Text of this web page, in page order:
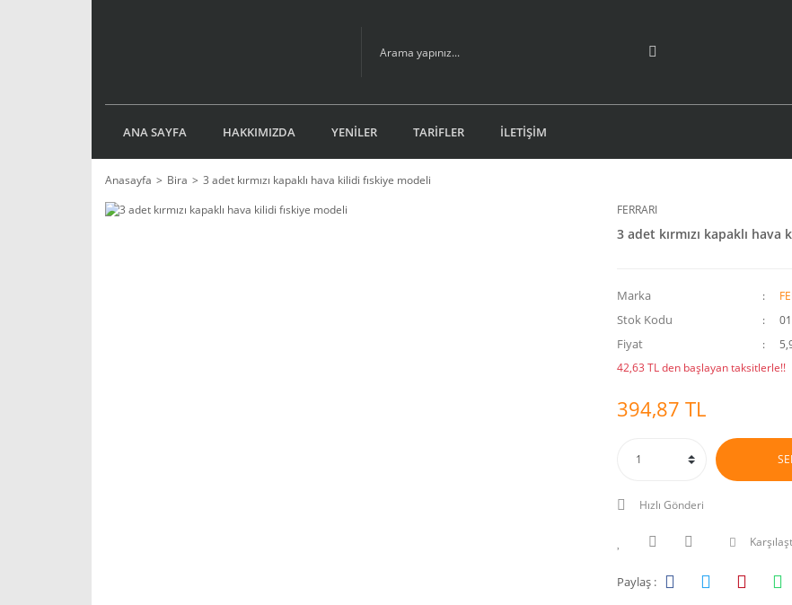
ANA SAYFA HAKKIMIZDA YENİLER TARİFLER İLETİŞİM
Anasayfa Bira
3 adet kırmızı kapaklı hava kilidi fıskiye modeli
FERRARI
3 adet kırmızı kapaklı
Marka
Stok Kodu
Fiyat
42,63 TL den başlayan taksitlerle!!
394,87 TL
Hızlı Gönderi
Paylaş :